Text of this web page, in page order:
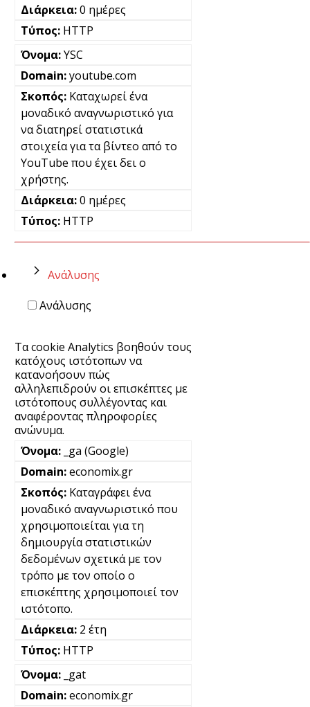
0 ημέρες
HTTP
YSC
youtube.com
Καταχωρεί ένα
μοναδικό αναγνωριστικό για
να διατηρεί στατιστικά
στοιχεία για τα βίντεο από το
YouTube που έχει δει ο
χρήστης.
0 ημέρες
HTTP
Ανάλυσης
Ανάλυσης
Τα cookie Analytics βοηθούν τους
κατόχους ιστότοπων να
κατανοήσουν πώς
αλληλεπιδρούν οι επισκέπτες με
ιστότοπους συλλέγοντας και
αναφέροντας πληροφορίες
ανώνυμα.
_ga (Google)
economix.gr
Καταγράφει ένα
μοναδικό αναγνωριστικό που
χρησιμοποιείται για τη
δημιουργία στατιστικών
δεδομένων σχετικά με τον
τρόπο με τον οποίο ο
επισκέπτης χρησιμοποιεί τον
ιστότοπο.
2 έτη
HTTP
_gat
economix.gr